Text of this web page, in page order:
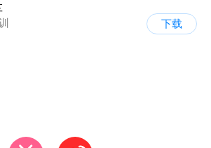
下载